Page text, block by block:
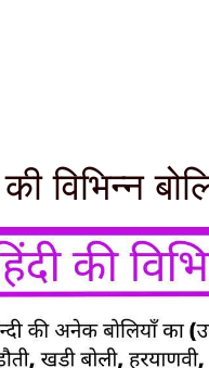
की विभिन्न